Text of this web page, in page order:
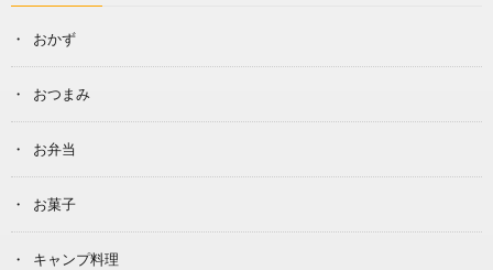
おかず
おつまみ
お弁当
お菓子
キャンプ料理